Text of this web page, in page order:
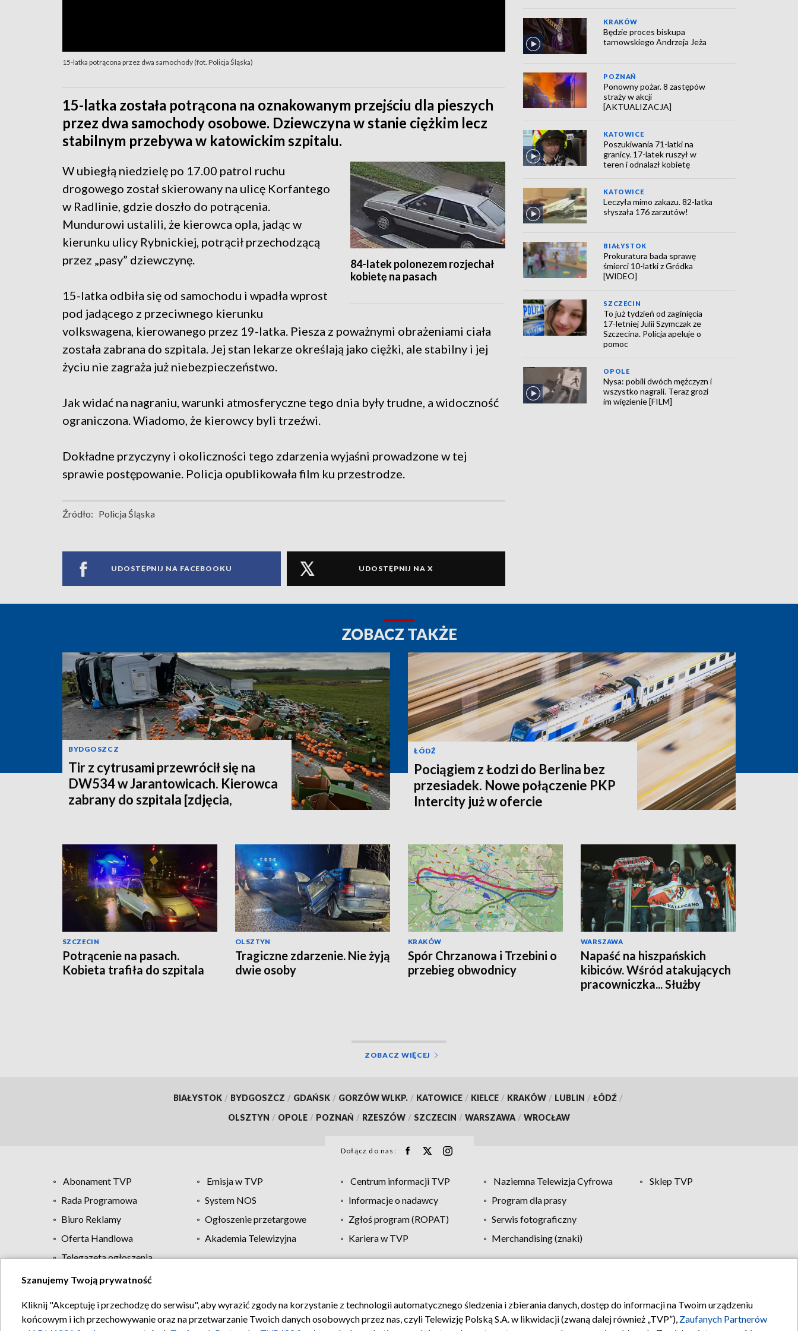
15-latka potrącona przez dwa samochody (fot. Policja Śląska)
15-latka została potrącona na oznakowanym przejściu dla pieszych
przez dwa samochody osobowe. Dziewczyna w stanie ciężkim lecz
stabilnym przebywa w katowickim szpitalu.
84-latek polonezem rozjechał
kobietę na pasach
W ubiegłą niedzielę po 17.00 patrol ruchu
drogowego został skierowany na ulicę Korfantego
w Radlinie, gdzie doszło do potrącenia.
Mundurowi ustalili, że kierowca opla, jadąc w
kierunku ulicy Rybnickiej, potrącił przechodzącą
przez „pasy” dziewczynę.
15-latka odbiła się od samochodu i wpadła wprost
pod jadącego z przeciwnego kierunku
volkswagena, kierowanego przez 19-latka. Piesza z poważnymi obrażeniami ciała
została zabrana do szpitala. Jej stan lekarze określają jako ciężki, ale stabilny i jej
życiu nie zagraża już niebezpieczeństwo.
Jak widać na nagraniu, warunki atmosferyczne tego dnia były trudne, a widoczność
ograniczona. Wiadomo, że kierowcy byli trzeźwi.
Dokładne przyczyny i okoliczności tego zdarzenia wyjaśni prowadzone w tej
sprawie postępowanie. Policja opublikowała film ku przestrodze.
Źródło: Policja Śląska
UDOSTĘPNIJ NA FACEBOOKU UDOSTĘPNIJ NA X
KRAKÓW
Będzie proces biskupa
tarnowskiego Andrzeja Jeża
POZNAŃ
Ponowny pożar. 8 zastępów
straży w akcji
[AKTUALIZACJA]
KATOWICE
Poszukiwania 71-latki na
granicy. 17-latek ruszył w
teren i odnalazł kobietę
KATOWICE
Leczyła mimo zakazu. 82-latka
słyszała 176 zarzutów!
BIAŁYSTOK
Prokuratura bada sprawę
śmierci 10-latki z Gródka
[WIDEO]
SZCZECIN
To już tydzień od zaginięcia
17-letniej Julii Szymczak ze
Szczecina. Policja apeluje o
pomoc
OPOLE
Nysa: pobili dwóch mężczyzn i
wszystko nagrali. Teraz grozi
im więzienie [FILM]
ZOBACZ TAKŻE
BYDGOSZCZ
Tir z cytrusami przewrócił się na
DW534 w Jarantowicach. Kierowca
zabrany do szpitala [zdjęcia,
ŁÓDŹ
Pociągiem z Łodzi do Berlina bez
przesiadek. Nowe połączenie PKP
Intercity już w ofercie
SZCZECIN
Potrącenie na pasach.
Kobieta trafiła do szpitala
OLSZTYN
Tragiczne zdarzenie. Nie żyją
dwie osoby
KRAKÓW
Spór Chrzanowa i Trzebini o
przebieg obwodnicy
WARSZAWA
Napaść na hiszpańskich
kibiców. Wśród atakujących
pracowniczka... Służby
ZOBACZ WIĘCEJ
BIAŁYSTOK / BYDGOSZCZ / GDAŃSK / GORZÓW WLKP. / KATOWICE / KIELCE / KRAKÓW / LUBLIN / ŁÓDŹ /
OLSZTYN / OPOLE / POZNAŃ / RZESZÓW / SZCZECIN / WARSZAWA / WROCŁAW
Dołącz do nas:
Abonament TVP Emisja w TVP Centrum informacji TVP Naziemna Telewizja Cyfrowa
Sklep TVP
Rada Programowa
System NOS Informacje o nadawcy
Program dla prasy
Biuro Reklamy
Ogłoszenie przetargowe Zgłoś program (ROPAT)
Serwis fotograficzny
Oferta Handlowa
Akademia Telewizyjna Kariera w TVP
Merchandising (znaki)
Telegazeta ogłoszenia
Regulamin TVP Polityka prywatności Moje zgody Pomoc Biuro reklamy Kontakt
Szanujemy Twoją prywatność
Kliknij "Akceptuję i przechodzę do serwisu", aby wyrazić zgody na korzystanie z technologii automatycznego śledzenia i zbierania danych, dostęp do informacji na Twoim urządzeniu
końcowym i ich przechowywanie oraz na przetwarzanie Twoich danych osobowych przez nas, czyli Telewizję Polską S.A. w likwidacji (zwaną dalej również „TVP”), Zaufanych Partnerów